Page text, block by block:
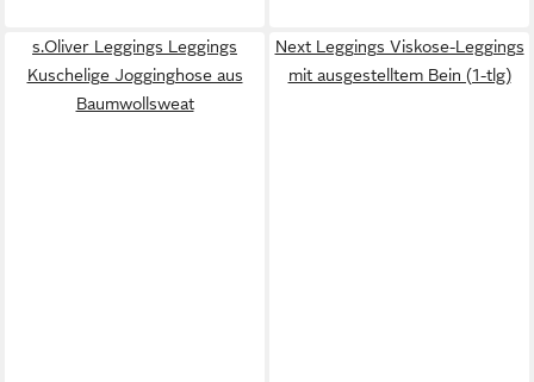
s.Oliver Leggings Leggings
Kuschelige Jogginghose aus
Baumwollsweat
Next Leggings Viskose-Leggings
mit ausgestelltem Bein (1-tlg)